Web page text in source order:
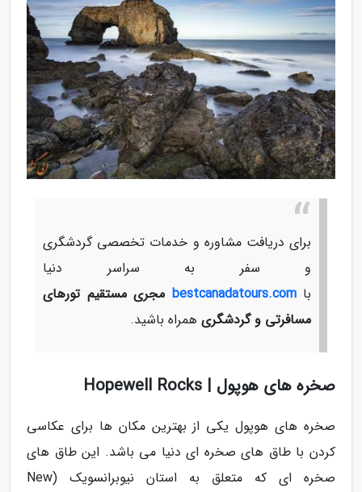
برای دریافت مشاوره و خدمات تخصصی گردشگری
و سفر به سراسر دنیا
باbestcanadatours.com مجری مستقیم تورهای
مسافرتی و گردشگری همراه باشید.
صخره های هوپول | Hopewell Rocks
صخره های هوپول یکی از بهترین مکان ها برای عکاسی
کردن با طاق های صخره ای دنیا می باشد. این طاق های
صخره ای که متعلق به استان نیوبرانسویک (New